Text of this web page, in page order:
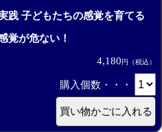
践 子どもたちの感覚を育てる
覚が危ない！
4,180円（税込）
購入個数・・・